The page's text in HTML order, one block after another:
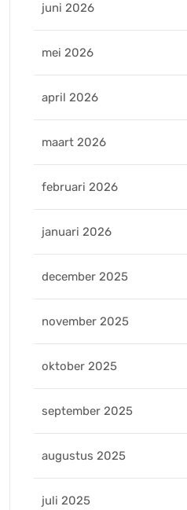
juni 2026
mei 2026
april 2026
maart 2026
februari 2026
januari 2026
december 2025
november 2025
oktober 2025
september 2025
augustus 2025
juli 2025